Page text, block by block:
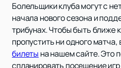
Болельщики клуба могут с
начала нового сезона и
трибунах. Чтобы быть ближе
пропустить ни одного
билеты на нашем сайте. Это
спланировать посещение